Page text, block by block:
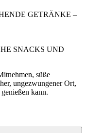
GETRÄNKE –
SNACKS UND
süße
ungezwungener Ort,
kann.